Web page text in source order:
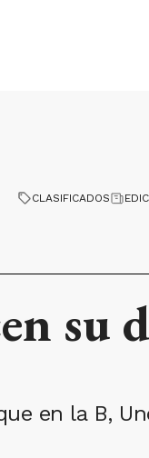
CLASIFICADOS
su
en la B,